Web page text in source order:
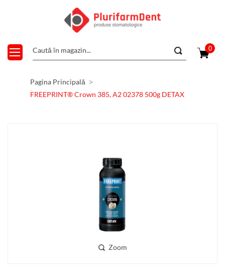
0
Pagina Principală
FREEPRINT® Crown 385, A2 02378 500g DETAX
Zoom